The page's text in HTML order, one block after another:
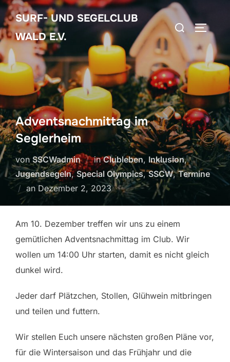
Zum
Inhalt
springen
SURF- UND SEGELCLUB
WALD E.V.
Suchen
nach:
Adventsnachmittag im
Seglerheim
von SSCWadmin inClubleben, Inklusion,
Jugendsegeln,Special Olympics,SSCW,Termine
an Veröffentlicht
Dezember 2, 2023
Am 10. Dezember treffen wir uns zu einem
gemütlichen Adventsnachmittag im Club. Wir
wollen um 14:00 Uhr starten, damit es nicht gleich
dunkel wird.
Jeder darf Plätzchen, Stollen, Glühwein mitbringen
und teilen und futtern.
Wir stellen Euch unsere nächsten großen Pläne vor,
für die Wintersaison und das Frühjahr und die